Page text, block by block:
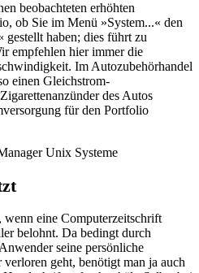
beobachteten erhöhten
ob Sie im Menü »System...« den
haben; dies führt zu
empfehlen hier immer die
Im Autozubehörhandel
einen Gleichstrom-
des Autos
für den Portfolio
Unix Systeme
eine Computerzeitschrift
belohnt. Da bedingt durch
seine persönliche
geht, benötigt man ja auch